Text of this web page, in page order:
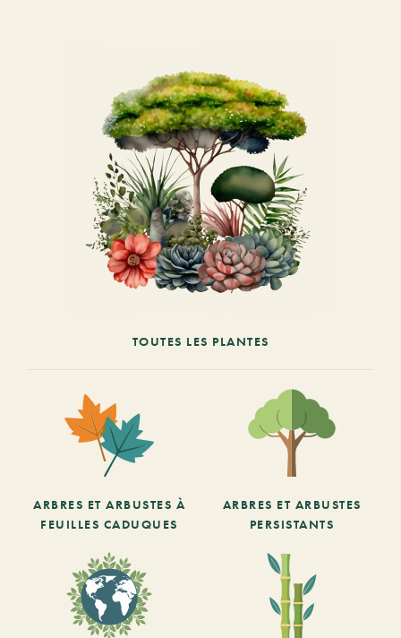
TOUTES LES PLANTES
ARBRES ET ARBUSTES À
FEUILLES CADUQUES
ARBRES ET ARBUSTES
PERSISTANTS